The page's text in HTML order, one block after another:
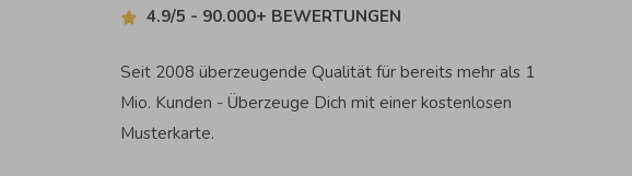
4.9/5 - 90.000+ BEWERTUNGEN
Seit 2008 überzeugende Qualität für bereits mehr als 1
Mio. Kunden - Überzeuge Dich mit einer kostenlosen
Musterkarte.